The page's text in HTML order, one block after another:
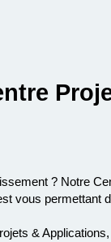
? Notre
vous permettant
&